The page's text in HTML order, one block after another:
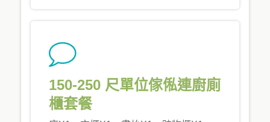
150-250 尺單位傢俬連廚廁
櫃套餐